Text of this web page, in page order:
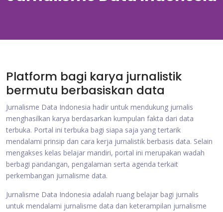
Platform bagi karya jurnalistik
bermutu berbasiskan data
Jurnalisme Data Indonesia hadir untuk mendukung jurnalis
menghasilkan karya berdasarkan kumpulan fakta dari data
terbuka. Portal ini terbuka bagi siapa saja yang tertarik
mendalami prinsip dan cara kerja jurnalistik berbasis data. Selain
mengakses kelas belajar mandiri, portal ini merupakan wadah
berbagi pandangan, pengalaman serta agenda terkait
perkembangan jurnalisme data.
Jurnalisme Data Indonesia adalah ruang belajar bagi jurnalis
untuk mendalami jurnalisme data dan keterampilan jurnalisme